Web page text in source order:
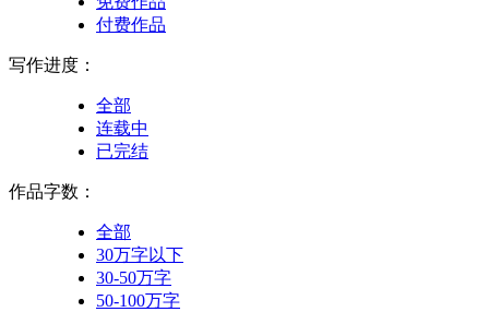
付费作品
写作进度：
全部
连载中
已完结
作品字数：
全部
30万字以下
30-50万字
50-100万字